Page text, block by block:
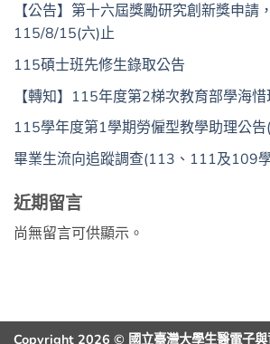
【公告】第十六屆獎勵研究創新獎申請
115/8/15(六)止
115碩士班先修生錄取公告
【轉知】115年度第2梯次教育部學海
115學年度第1學期勞僱型教學助理公
畢業生流向追蹤調查(113、111及109
近期留言
尚無留言可供顯示。
Copyright 2026 © 國立臺灣大學生醫電子與